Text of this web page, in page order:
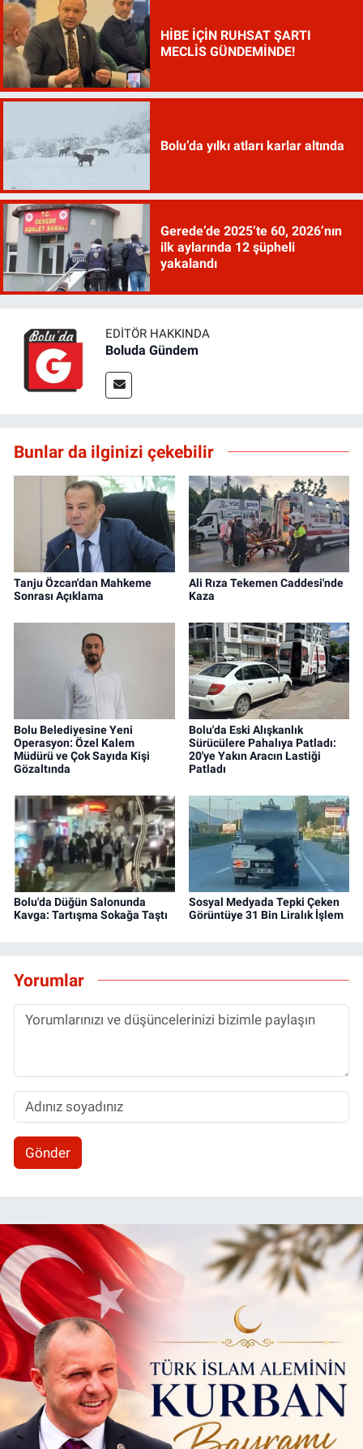
HİBE İÇİN RUHSAT ŞARTI
MECLİS GÜNDEMİNDE!
Bolu’da yılkı atları karlar altında
Gerede’de 2025’te 60, 2026’nın
ilk aylarında 12 şüpheli
yakalandı
EDITÖR HAKKINDA
Boluda Gündem
Bunlar da ilginizi çekebilir
Tanju Özcan'dan Mahkeme
Sonrası Açıklama
Ali Rıza Tekemen Caddesi'nde
Kaza
Bolu Belediyesine Yeni
Operasyon: Özel Kalem
Müdürü ve Çok Sayıda Kişi
Gözaltında
Bolu'da Eski Alışkanlık
Sürücülere Pahalıya Patladı:
20'ye Yakın Aracın Lastiği
Patladı
Bolu'da Düğün Salonunda
Kavga: Tartışma Sokağa Taştı
Sosyal Medyada Tepki Çeken
Görüntüye 31 Bin Liralık İşlem
Yorumlar
Gönder